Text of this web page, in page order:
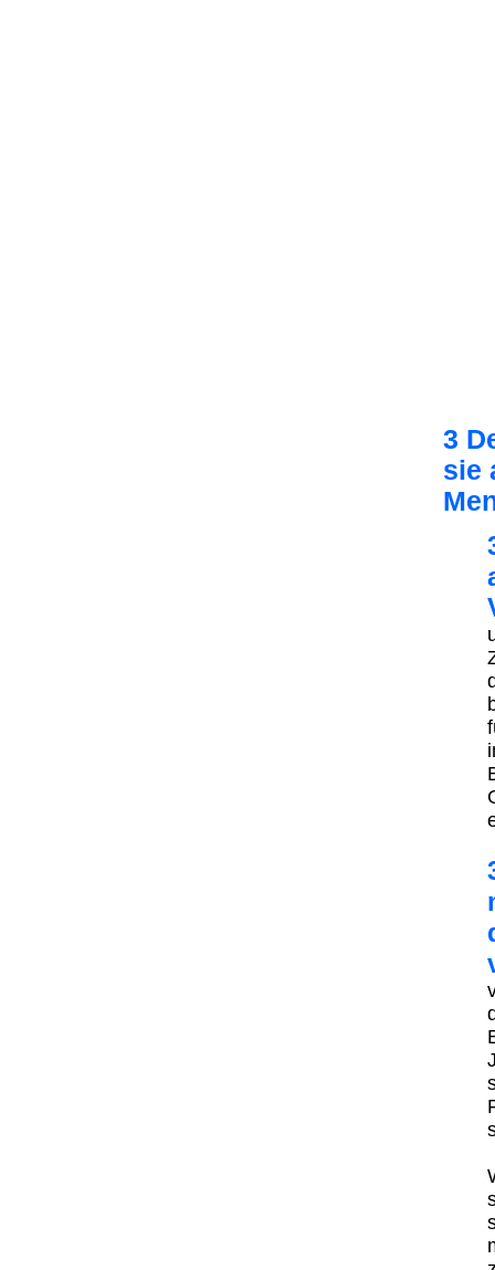
3
sie